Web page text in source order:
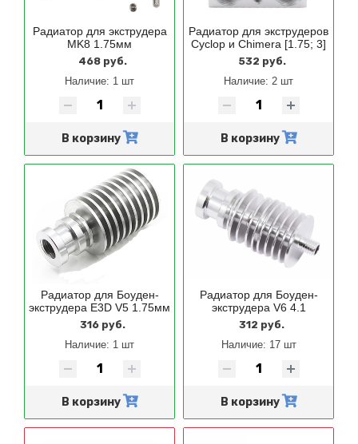
Радиатор для экструдера
MK8 1.75мм
468 руб.
Наличие: 1 шт
В корзину
Радиатор для экструдеров
Cyclop и Chimera [1.75; 3]
532 руб.
Наличие: 2 шт
В корзину
Радиатор для Боуден-
экструдера E3D V5 1.75мм
316 руб.
Наличие: 1 шт
В корзину
Радиатор для Боуден-
экструдера V6 4.1
312 руб.
Наличие: 17 шт
В корзину